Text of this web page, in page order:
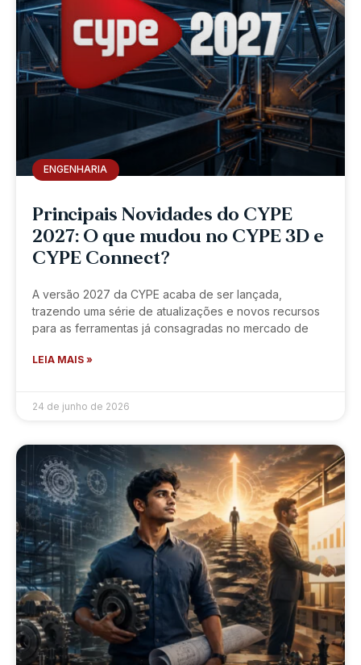
ENGENHARIA
Principais Novidades do CYPE
2027: O que mudou no CYPE 3D e
CYPE Connect?
A versão 2027 da CYPE acaba de ser lançada,
trazendo uma série de atualizações e novos recursos
para as ferramentas já consagradas no mercado de
LEIA MAIS »
24 de junho de 2026